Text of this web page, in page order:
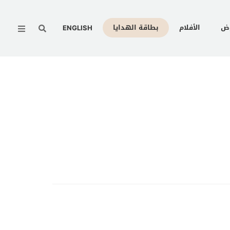
الأفلام بطاقة الهدايا ENGLISH
Menu